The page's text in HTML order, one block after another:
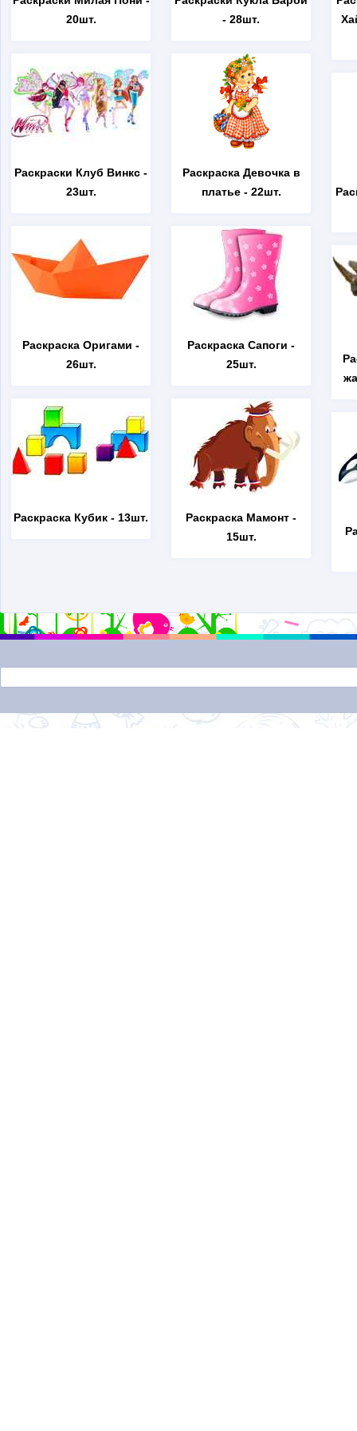
20шт.
Раскраски Клуб Винкс -
23шт.
Раскраска Оригами -
26шт.
Раскраска Кубик - 13шт.
- 28шт.
Раскраска Девочка в
платье- 22шт.
Раскраска Сапоги -
25шт.
Раскраска Мамонт -
15шт.